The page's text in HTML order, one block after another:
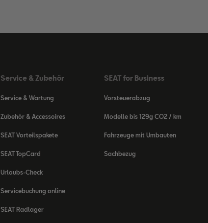
Service & Zubehör
Service & Wartung
Zubehör & Accessoires
SEAT Vorteilspakete
SEAT TopCard
Urlaubs-Check
Servicebuchung online
SEAT Radlager
SEAT for Business
Vorsteuerabzug
Modelle bis 129g CO2 / km
Fahrzeuge mit Umbauten
Sachbezug